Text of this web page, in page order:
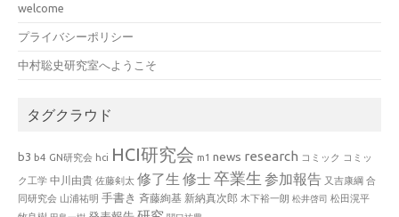
welcome
プライバシーポリシー
中村聡史研究室へようこそ
タグクラウド
b3 b4 GN研究会 hci HCI研究会 m1 news research コミック コミッ
ク工学 中川由貴 佐藤剣太 修了生 修士卒業生 参加報告 又吉康綱 合
同研究会 山浦祐明 手書き 斉藤絢基 新納真次郎 木下裕一朗 松井啓司 松田滉平